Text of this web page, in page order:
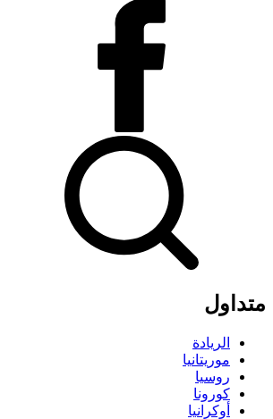
متداول
الريادة
موريتانيا
روسيا
كورونا
أوكرانيا